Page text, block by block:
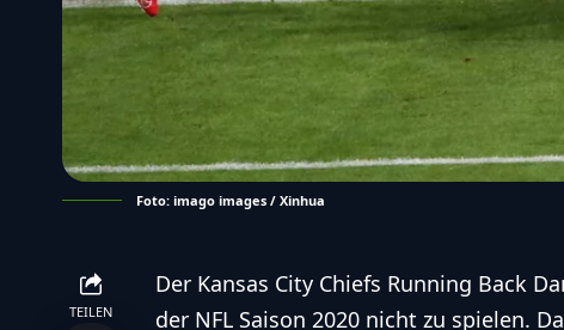
Foto: imago images / Xinhua
TEILEN
Der Kansas City Chiefs Running Back
der NFL Saison 2020 nicht zu spielen.